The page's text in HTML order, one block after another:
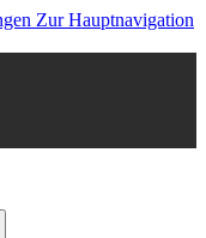
Zur Hauptnavigation